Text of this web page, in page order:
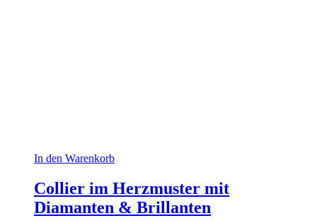
In den Warenkorb
Collier im Herzmuster mit
Diamanten & Brillanten